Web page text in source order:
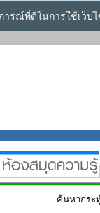
รณ์ที่ดีในการใช้เว็
ค้นหากระ